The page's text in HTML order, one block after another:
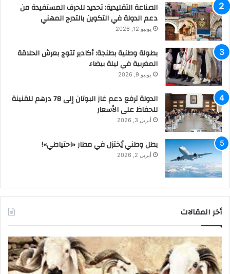
الصناعة التقليدية: تحديد للحرف المستفيدة من
دعم الدولة في التكوين بالتدرج المهني
يونيو 12, 2026
بطولة وطنية بطنجة: أكادير تتوج بعرش الحلاقة
المغربية في ليلة بيضاء
يونيو 9, 2026
الدولة ترفع دعم غاز البوتان إلى 78 درهم للقنينة
للحفاظ على الأسعار
أبريل 3, 2026
بطل وطني يُختزل في مطار «احتياطي»!
أبريل 2, 2026
أخر المقالات